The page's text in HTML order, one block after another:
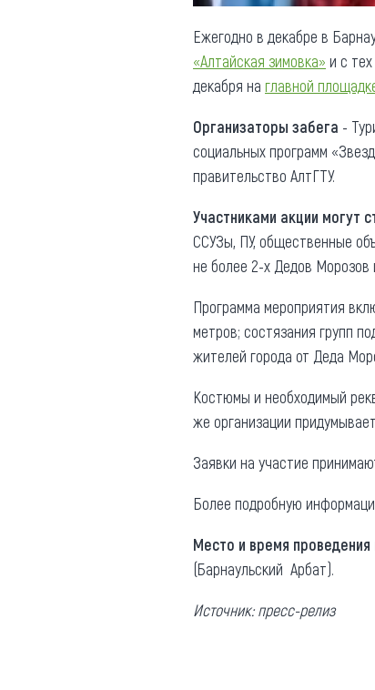
Ежегодно в декабре в
«Алтайская зимовка» и с
декабря на главной
Организаторы забега -
социальных программ
правительство АлтГТУ.
Участниками акции могут
ССУЗы, ПУ, общественные
не более 2-х Дедов Морозов
Программа мероприятия
метров; состязания групп
жителей города от Деда
Костюмы и необходимый
же организации
Заявки на участие
Более подробную
Место и время проведения
(Барнаульский Арбат).
Источник: пресс-релиз